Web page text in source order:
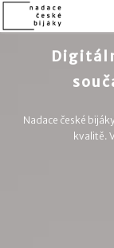
Nadace české
kvalitě.